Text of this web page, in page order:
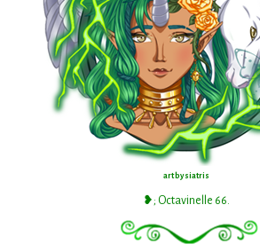
art by siatris
❥; Octavinelle 66.